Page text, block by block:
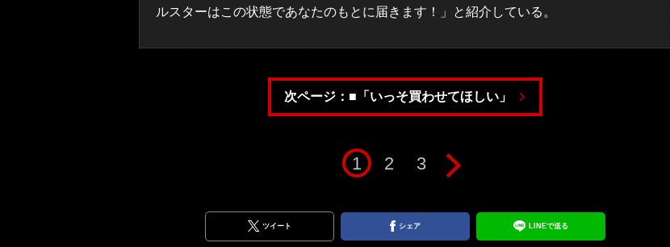
ルスターはこの状態であなたのもとに届きます！」と紹介している。
次ページ：■「いっそ買わせてほしい」
1 2 3
ツイート シェア LINEで送る